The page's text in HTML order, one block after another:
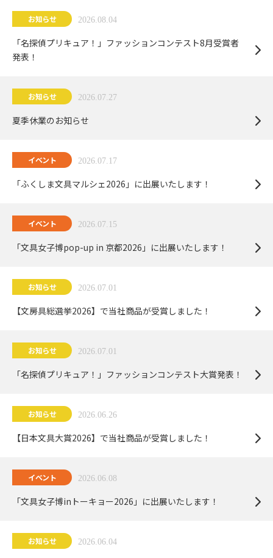
お知らせ 2026.08.04
「名探偵プリキュア！」ファッションコンテスト8月受賞者
発表！
お知らせ 2026.07.27
夏季休業のお知らせ
イベント 2026.07.17
「ふくしま文具マルシェ2026」に出展いたします！
イベント 2026.07.15
「文具女子博pop-up in 京都2026」に出展いたします！
お知らせ 2026.07.01
【文房具総選挙2026】で当社商品が受賞しました！
お知らせ 2026.07.01
「名探偵プリキュア！」ファッションコンテスト大賞発表！
お知らせ 2026.06.26
【日本文具大賞2026】で当社商品が受賞しました！
イベント 2026.06.08
「文具女子博inトーキョー2026」に出展いたします！
お知らせ 2026.06.04